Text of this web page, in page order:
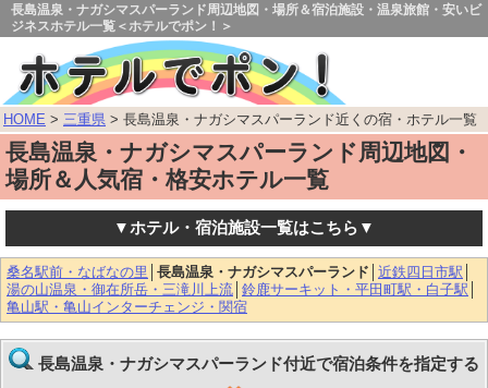
長島温泉・ナガシマスパーランド周辺地図・場所＆宿泊施設・温泉旅館・安いビ
ジネスホテル一覧＜ホテルでポン！＞
HOME > 三重県 > 長島温泉・ナガシマスパーランド近くの宿・ホテル一覧
長島温泉・ナガシマスパーランド周辺地図・
場所＆人気宿・格安ホテル一覧
▼ホテル・宿泊施設一覧はこちら▼
桑名駅前・なばなの里 長島温泉・ナガシマスパーランド 近鉄四日市駅
湯の山温泉・御在所岳・三滝川上流 鈴鹿サーキット・平田町駅・白子駅
亀山駅・亀山インターチェンジ・関宿
長島温泉・ナガシマスパーランド付近で宿泊条件を指定する